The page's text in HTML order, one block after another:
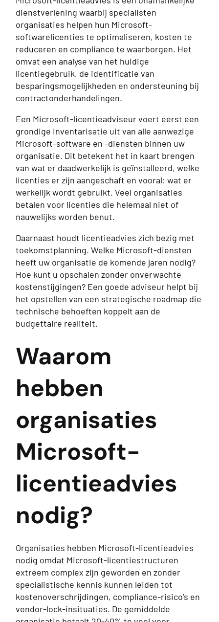
dienstverlening waarbij specialisten
organisaties helpen hun Microsoft-
softwarelicenties te optimaliseren, kosten te
reduceren en compliance te waarborgen. Het
omvat een analyse van het huidige
licentiegebruik, de identificatie van
besparingsmogelijkheden en ondersteuning bij
contractonderhandelingen.
Een Microsoft-licentieadviseur voert eerst een
grondige inventarisatie uit van alle aanwezige
Microsoft-software en -diensten binnen uw
organisatie. Dit betekent het in kaart brengen
van wat er daadwerkelijk is geïnstalleerd, welke
licenties er zijn aangeschaft en vooral: wat er
werkelijk wordt gebruikt. Veel organisaties
betalen voor licenties die helemaal niet of
nauwelijks worden benut.
Daarnaast houdt licentieadvies zich bezig met
toekomstplanning. Welke Microsoft-diensten
heeft uw organisatie de komende jaren nodig?
Hoe kunt u opschalen zonder onverwachte
kostenstijgingen? Een goede adviseur helpt bij
het opstellen van een strategische roadmap die
technische behoeften koppelt aan de
budgettaire realiteit.
Waarom
hebben
organisaties
Microsoft-
licentieadvies
nodig?
Organisaties hebben Microsoft-licentieadvies
nodig omdat Microsoft-licentiestructuren
extreem complex zijn geworden en zonder
specialistische kennis kunnen leiden tot
kostenoverschrijdingen, compliance-risico’s en
vendor-lock-insituaties. De gemiddelde